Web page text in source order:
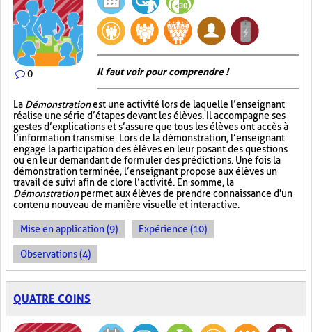
0 Il faut voir pour comprendre !
La Démonstrationest une activité lors de laquelle l’enseignant
réalise une série d’étapes devant les élèves. Il accompagne ses
gestes d’explications et s’assure que tous les élèves ont accès à
l’information transmise. Lors de la démonstration, l’enseignant
engage la participation des élèves en leur posant des questions
ou en leur demandant de formuler des prédictions. Une fois la
démonstration terminée, l’enseignant propose aux élèves un
travail de suivi afin de clore l’activité. En somme, la
Démonstrationpermet aux élèves de prendre connaissance d'un
contenu nouveau de manière visuelle et interactive.
Mise en application (9) Expérience (10)
Observations (4)
QUATRE COINS